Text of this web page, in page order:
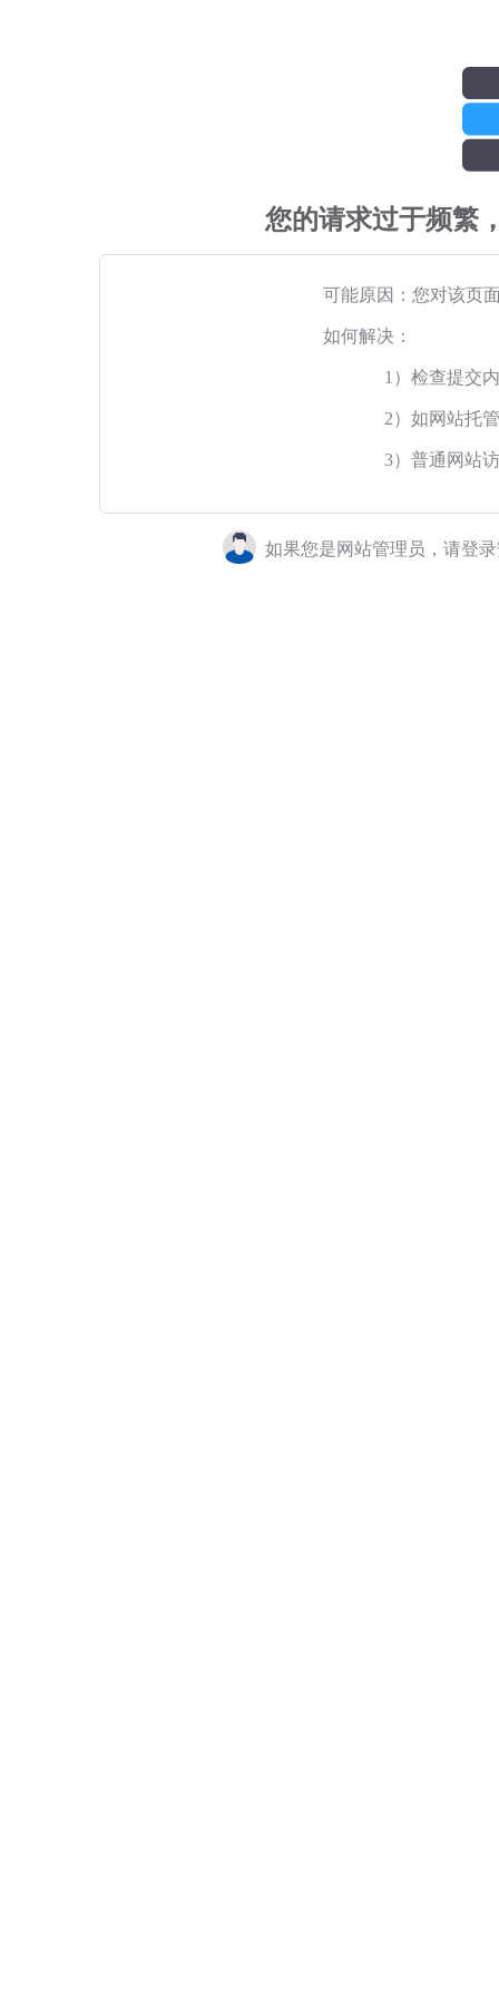
您的请求过于频繁
可能原因：您对该页
如何解决：
1）检查提交
2）如网站托
3）普通网站
如果您是网站管理员，请登